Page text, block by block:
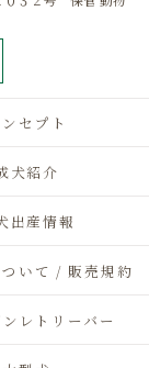
セプト
犬紹介
出産情報
いて / 販売規約
レトリーバー